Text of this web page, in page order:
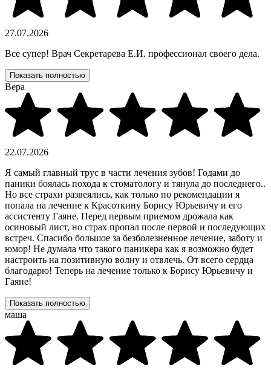
27.07.2026
Все супер! Врач Секретарева Е.И. профессионал своего дела.
Показать полностью
Вера
22.07.2026
Я самый главный трус в части лечения зубов! Годами до
паники боялась похода к стоматологу и тянула до последнего..
Но все страхи развеялись, как только по рекомендации я
попала на лечение к Красоткину Борису Юрьевичу и его
ассистенту Гаяне. Перед первым приемом дрожала как
осиновый лист, но страх пропал после первой и последующих
встреч. Спасибо большое за безболезненное лечение, заботу и
юмор! Не думала что такого паникера как я возможно будет
настроить на позитивную волну и отвлечь. От всего сердца
благодарю! Теперь на лечение только к Борису Юрьевичу и
Гаяне!
Показать полностью
маша